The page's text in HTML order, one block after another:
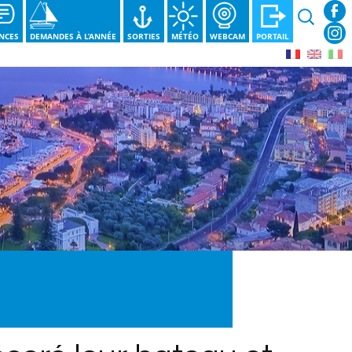
DEMANDES À L’ANNÉE SORTIES MÉTÉO WEBCAM PORTAIL